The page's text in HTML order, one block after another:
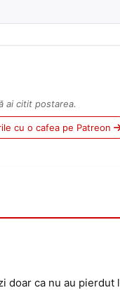
ai citit postarea.
cu o cafea pe Patreon
doar ca nu au pierdut